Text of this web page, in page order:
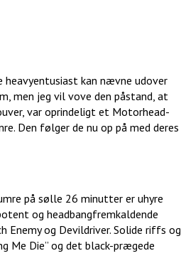
heavyentusiast kan nævne udover
men jeg vil vove den påstand, at
var oprindeligt et Motorhead-
Den følger de nu op på med deres
på sølle 26 minutter er uhyre
og headbangfremkaldende
og Devildriver. Solide riffs og
Me Die” og det black-prægede